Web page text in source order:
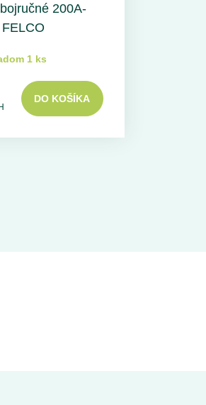
200A-
1 ks
DO KOŠÍKA